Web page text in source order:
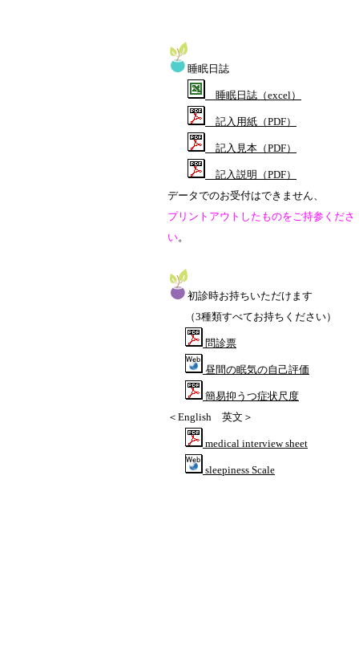
睡眠日誌
睡眠日誌（excel）
記入用紙（PDF）
記入見本（PDF）
記入説明（PDF）
データでのお受付はできません、
プリントアウトしたものをご持参くださ
い。
初診時お持ちいただけます
（3種類すべてお持ちください）
問診票
昼間の眠気の自己評価
簡易抑うつ症状尺度
＜English 英文＞
medical interview sheet
sleepiness Scale